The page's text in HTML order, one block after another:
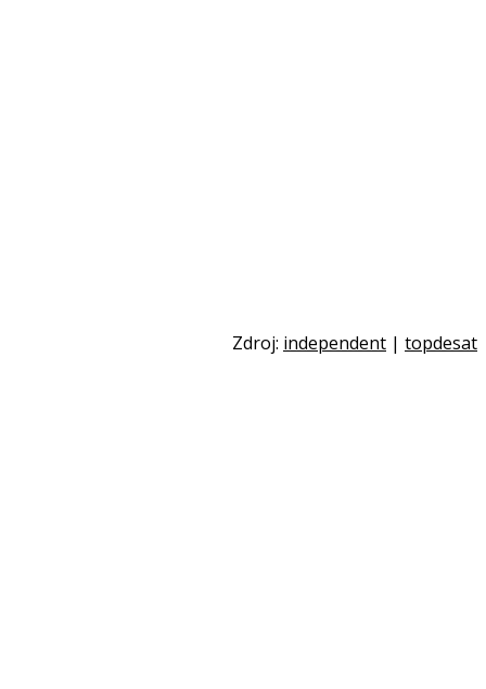
Zdroj: independent | topdesat